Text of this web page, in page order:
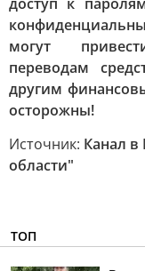
могут
переводам
другим
осторожны!
Источник: Канал
области"
ТОП